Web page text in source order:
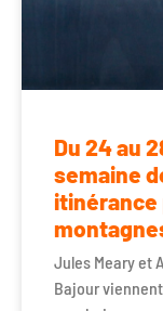
Du 24 au
semaine
itinérance
Jules Meary et
Bajour